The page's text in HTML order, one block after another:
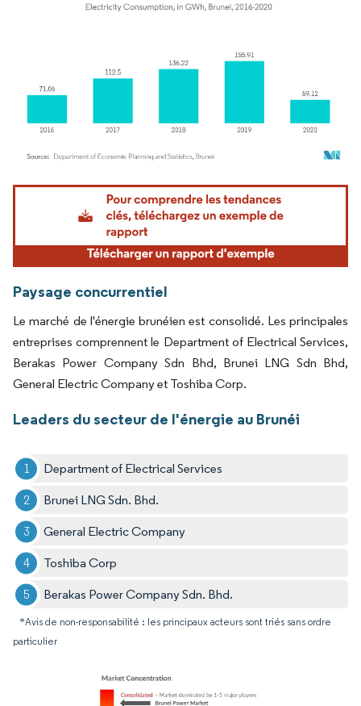
Image © Mordor Intelligence. La réutilisation nécessite une attribution sous CC BY
Paysage concurrentiel
Le marché de l'énergie brunéien est consolidé. Les principales
entreprises comprennent le Department of Electrical Services,
Berakas Power Company Sdn Bhd, Brunei LNG Sdn Bhd,
General Electric Company et Toshiba Corp.
Leaders du secteur de l'énergie au Brunéi
Department of Electrical Services
Brunei LNG Sdn. Bhd.
General Electric Company
Toshiba Corp
Berakas Power Company Sdn. Bhd.
*Avis de non-responsabilité : les principaux acteurs sont triés sans ordre
particulier